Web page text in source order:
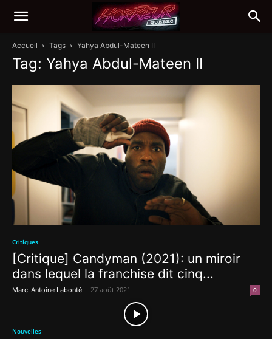
Accueil Tags Yahya Abdul-Mateen II
Tag: Yahya Abdul-Mateen II
Critiques
[Critique] Candyman (2021): un miroir
dans lequel la franchise dit cinq...
Marc-Antoine Labonté - 27 août 2021 0
Nouvelles